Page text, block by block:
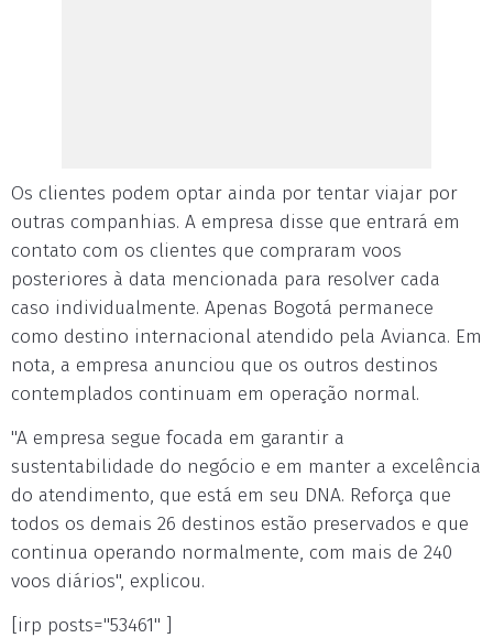
Os clientes podem optar ainda por tentar viajar por
outras companhias. A empresa disse que entrará em
contato com os clientes que compraram voos
posteriores à data mencionada para resolver cada
caso individualmente. Apenas Bogotá permanece
como destino internacional atendido pela Avianca. Em
nota, a empresa anunciou que os outros destinos
contemplados continuam em operação normal.
"A empresa segue focada em garantir a
sustentabilidade do negócio e em manter a excelência
do atendimento, que está em seu DNA. Reforça que
todos os demais 26 destinos estão preservados e que
continua operando normalmente, com mais de 240
voos diários", explicou.
[irp posts="53461" ]